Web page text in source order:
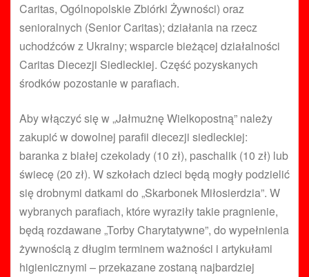
Caritas, Ogólnopolskie Zbiórki Żywności) oraz
senioralnych (Senior Caritas); działania na rzecz
uchodźców z Ukrainy; wsparcie bieżącej działalności
Caritas Diecezji Siedleckiej. Część pozyskanych
środków pozostanie w parafiach.
Aby włączyć się w „Jałmużnę Wielkopostną” należy
zakupić w dowolnej parafii diecezji siedleckiej:
baranka z białej czekolady (10 zł), paschalik (10 zł) lub
świecę (20 zł). W szkołach dzieci będą mogły podzielić
się drobnymi datkami do „Skarbonek Miłosierdzia”. W
wybranych parafiach, które wyraziły takie pragnienie,
będą rozdawane „Torby Charytatywne”, do wypełnienia
żywnością z długim terminem ważności i artykułami
higienicznymi – przekazane zostaną najbardziej